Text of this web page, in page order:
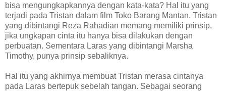
bisa mengungkapkannya dengan kata-kata? Hal itu yang
terjadi pada Tristan dalam film Toko Barang Mantan. Tristan
yang dibintangi Reza Rahadian memang memiliki prinsip,
jika ungkapan cinta itu hanya bisa dilakukan dengan
perbuatan. Sementara Laras yang dibintangi Marsha
Timothy, punya prinsip sebaliknya.
Hal itu yang akhirnya membuat Tristan merasa cintanya
pada Laras bertepuk sebelah tangan. Sebagai seorang